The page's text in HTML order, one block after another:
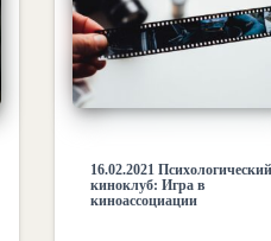
16.02.2021 Психологический
киноклуб: Игра в
киноассоциации